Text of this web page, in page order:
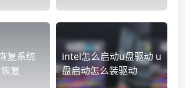
复系统
复
intel怎么启动u盘驱动 u
盘启动怎么装驱动